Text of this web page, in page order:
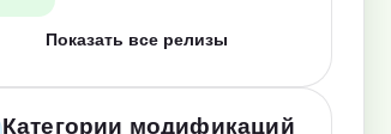
Показать все релизы
Категории модификаций